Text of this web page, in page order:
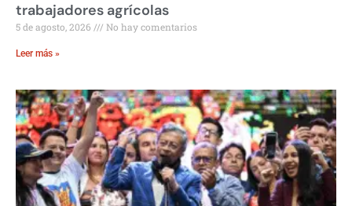
trabajadores agrícolas
5 de agosto, 2026 No hay comentarios
Leer más »